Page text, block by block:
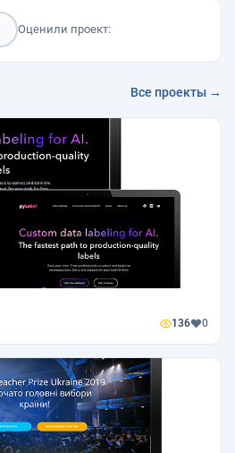
Оценили проект:
Все проекты →
136 0